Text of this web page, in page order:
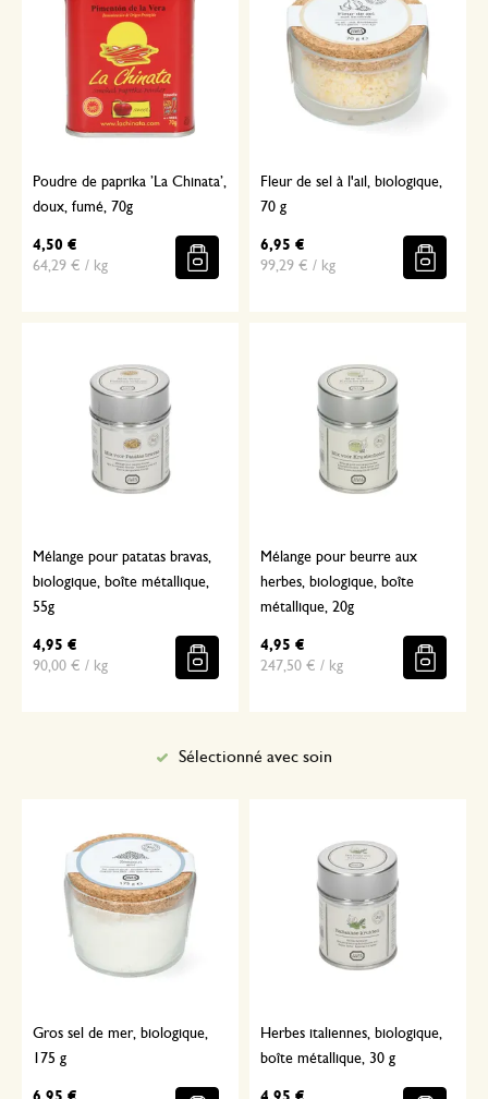
Poudre de paprika ’La Chinata’,
doux, fumé, 70g
4,50 €
64,29 € / kg
Fleur de sel à l'ail, biologique,
70 g
6,95 €
99,29 € / kg
Mélange pour patatas bravas,
biologique, boîte métallique,
55g
4,95 €
90,00 € / kg
Mélange pour beurre aux
herbes, biologique, boîte
métallique, 20g
4,95 €
247,50 € / kg
Gros sel de mer, biologique,
175 g
Herbes italiennes, biologique,
boîte métallique, 30 g
Sélectionné avec soin